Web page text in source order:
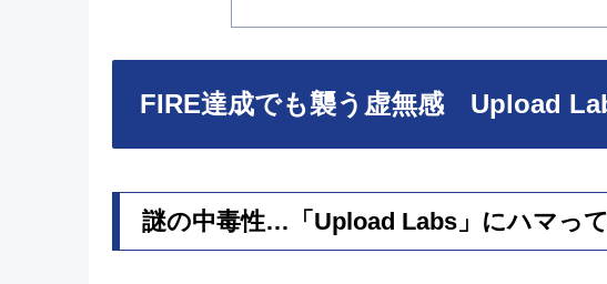
FIRE達成でも襲う虚無感 Upload
謎の中毒性…「Upload Labs」にハマっ